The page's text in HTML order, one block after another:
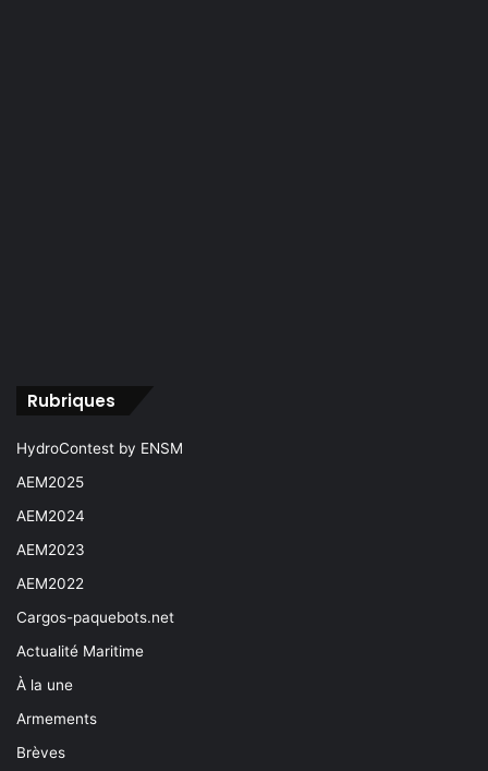
Rubriques
HydroContest by ENSM
AEM2025
AEM2024
AEM2023
AEM2022
Cargos-paquebots.net
Actualité Maritime
À la une
Armements
Brèves